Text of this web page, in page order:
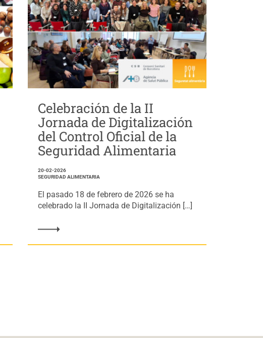
Celebración de la II
Jornada de Digitalización
del Control Oficial de la
Seguridad Alimentaria
20-02-2026
SEGURIDAD ALIMENTARIA
El pasado 18 de febrero de 2026 se ha
celebrado la II Jornada de Digitalización […]